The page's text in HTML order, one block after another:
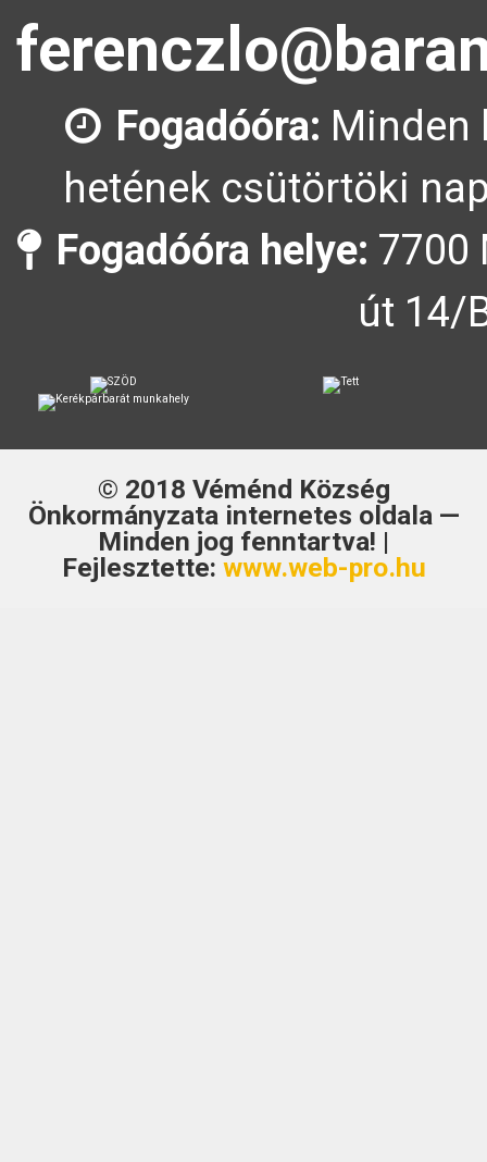
Fogadóóra: Minden
hetének csütörtöki
Fogadóóra helye: 7700
út 14/
© 2018 Véménd Község
Önkormányzatainternetes oldala —
Minden jog fenntartva! |
Fejlesztette: www.web-pro.hu